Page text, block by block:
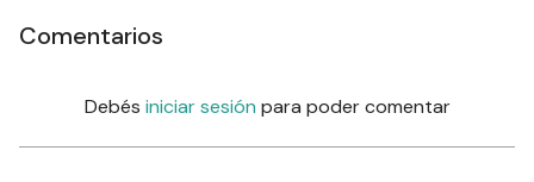
Comentarios
Debés iniciar sesión para poder comentar